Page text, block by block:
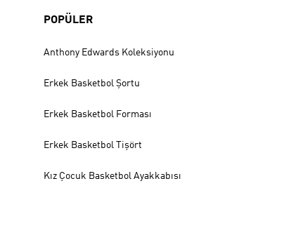
POPÜLER
Anthony Edwards Koleksiyonu
Erkek Basketbol Şortu
Erkek Basketbol Forması
Erkek Basketbol Tişört
Kız Çocuk Basketbol Ayakkabısı